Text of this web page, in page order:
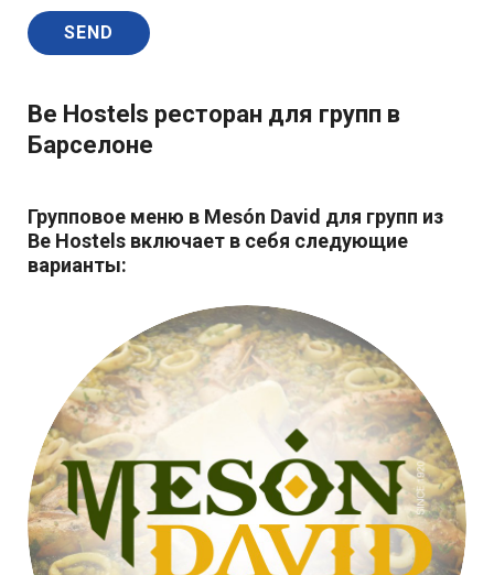
Be Hostels ресторан для групп в
Барселоне
Групповое меню в Mesón David для групп из
Be Hostels включает в себя следующие
варианты: